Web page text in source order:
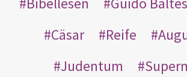
Cäsar
Reife
Judentum